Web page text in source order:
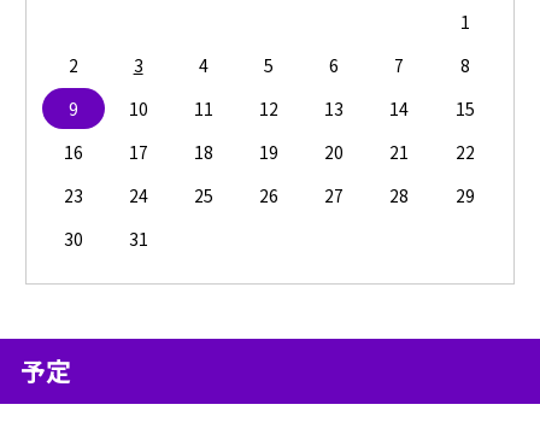
1
2
3 4 5 6 7
8
9
10 11 12 13 14
15
16
17 18 19 20 21
22
23
24 25 26 27 28
29
30
31
予定